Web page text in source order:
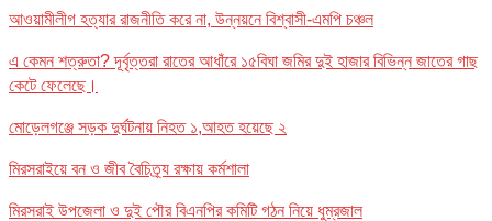
আওয়ামীলীগ হত্যার রাজনীতি করে না, উন্নয়নে বিশ্বাসী-এমপি চঞ্চল
এ কেমন শত্রুতা? দূর্বৃত্তরা রাতের আধাঁরে ১৫বিঘা জমির দুই হাজার বিভিন্ন জাতের গাছ
কেটে ফেলেছে।
মোড়েলগঞ্জে সড়ক দুর্ঘটনায় নিহত ১,আহত হয়েছে ২
মিরসরাইয়ে বন ও জীব বৈচিত্র্য রক্ষায় কর্মশালা
মিরসরাই উপজেলা ও দুই পৌর বিএনপির কমিটি গঠন নিয়ে ধুম্রজাল